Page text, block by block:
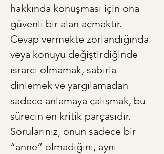
hakkında konuşması için ona
güvenli bir alan açmaktır.
Cevap vermekte zorlandığında
veya konuyu değiştirdiğinde
ısrarcı olmamak, sabırla
dinlemek ve yargılamadan
sadece anlamaya çalışmak, bu
sürecin en kritik parçasıdır.
Sorularınız, onun sadece bir
“anne” olmadığını, aynı